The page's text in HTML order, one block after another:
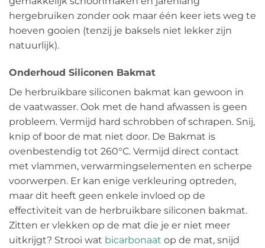
hergebruiken zonder ook maar één keer iets weg te
hoeven gooien (tenzij je baksels niet lekker zijn
natuurlijk).
Onderhoud Siliconen Bakmat
De herbruikbare siliconen bakmat kan gewoon in
de vaatwasser. Ook met de hand afwassen is geen
probleem. Vermijd hard schrobben of schrapen. Snij,
knip of boor de mat niet door. De Bakmat is
ovenbestendig tot 260°C. Vermijd direct contact
met vlammen, verwarmingselementen en scherpe
voorwerpen. Er kan enige verkleuring optreden,
maar dit heeft geen enkele invloed op de
effectiviteit van de herbruikbare siliconen bakmat.
Zitten er vlekken op de mat die je er niet meer
uitkrijgt? Strooi wat bicarbonaat op de mat, snijd